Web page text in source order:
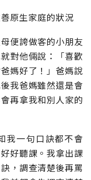
原生家庭的狀況
便誇做客的小朋友
對他倆說：「喜歡
媽好了！」爸媽說
我爸媽雖然還是會
再拿我和別人家的
我一句口訣都不會
好聽課。我拿出課
，調查清楚後再罵